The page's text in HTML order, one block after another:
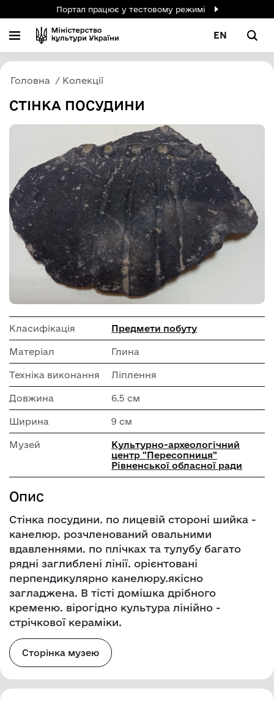
Портал працює у тестовому режимі
EN
Головна Колекції
СТІНКА ПОСУДИНИ
Класифікація Предмети побуту
Матеріал Глина
Техніка виконання Ліплення
Довжина 6.5 см
Ширина 9 см
Музей
Культурно-археологічний
центр "Пересопниця"
Рівненської обласної ради
Опис
Стінка посудини. по лицевій стороні шийка -
канелюр. розчленований овальними
вдавленнями. по плічках та тулубу багато
рядні заглиблені лінії. орієнтовані
перпендикулярно канелюру.якісно
загладжена. В тісті домішка дрібного
кременю. вірогідно культура лінійно -
стрічкової кераміки.
Сторінка музею